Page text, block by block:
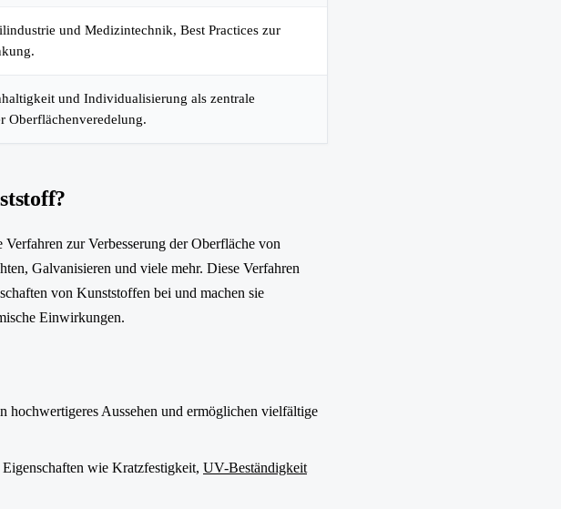
und Medizintechnik, Best Practices zur
und Individualisierung als zentrale
Oberflächenveredelung.
zur Verbesserung der Oberfläche von
Galvanisieren und viele mehr. Diese Verfahren
von Kunststoffen bei und machen sie
Einwirkungen.
hochwertigeres Aussehen und ermöglichen vielfältige
wie Kratzfestigkeit, UV-Beständigkeit